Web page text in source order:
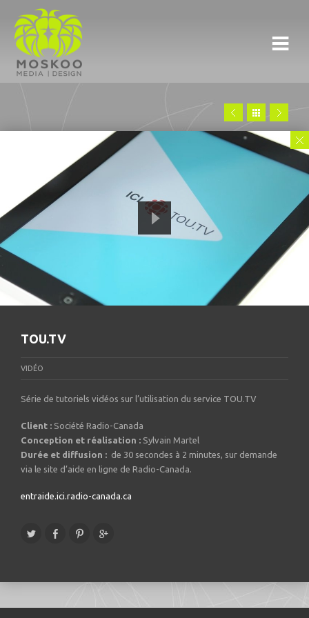
TOU.TV
VIDÉO
Série de tutoriels vidéos sur l’utilisation du service TOU.TV
Client : Société Radio-Canada
Conception et réalisation : Sylvain Martel
Durée et diffusion : de 30 secondes à 2 minutes, sur demande
via le site d’aide en ligne de Radio-Canada.
entraide.ici.radio-canada.ca